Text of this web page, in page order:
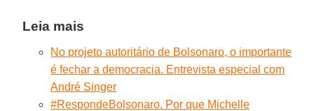
Leia mais
No projeto autoritário de Bolsonaro, o importante
é fechar a democracia. Entrevista especial com
André Singer
#RespondeBolsonaro. Por que Michelle